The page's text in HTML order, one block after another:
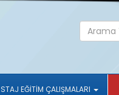
STAJ EĞİTİM ÇALIŞMALARI